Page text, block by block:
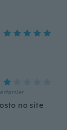
no site